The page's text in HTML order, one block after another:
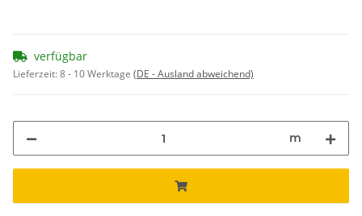
verfügbar
Lieferzeit:8 - 10 Werktage (DE - Ausland abweichend)
m